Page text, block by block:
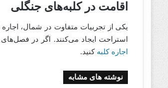
اقامت در کلبه‌های جنگلی
یکی از تجربیات متفاوت در شمال،
استراحت ایجاد می‌کنند. اگر در
اجاره کلبه کنید.
نوشته های مشابه